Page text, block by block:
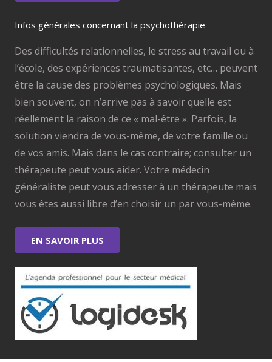
Infos générales concernant la psychothérapie
Des difficultés relationnelles, le stress au travail ou à
l’école, des expériences traumatisantes, etc… peuvent
être la cause des problèmes psychologiques. Mais
bien souvent, on n’arrive pas à savoir quelle est
réellement la raison de ce « mal-être ». Parfois, la
solution viendra de vous-même, de votre famille ou
de vos amis. Mais dans le cas contraire; consulter un
thérapeute peut vous aider. Votre médecin
généraliste peut vous adresser à un thérapeute mais
vous êtes aussi libre d’en choisir un par vous-même.
EN SAVOIR PLUS